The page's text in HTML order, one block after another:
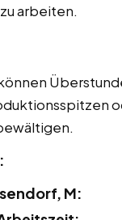
arbeiten.
M: